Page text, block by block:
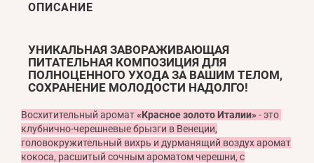
ОПИСАНИЕ
УНИКАЛЬНАЯ ЗАВОРАЖИВАЮЩАЯ
ПИТАТЕЛЬНАЯ КОМПОЗИЦИЯ ДЛЯ
ПОЛНОЦЕННОГО УХОДА ЗА ВАШИМ ТЕЛОМ,
СОХРАНЕНИЕ МОЛОДОСТИ НАДОЛГО!
Восхитительный аромат«Красное золото Италии»- это
клубнично-черешневые брызги в Венеции,
головокружительный вихрь и дурманящий воздух аромат
кокоса, расшитый сочным ароматом черешни, с